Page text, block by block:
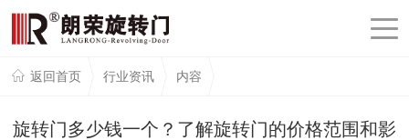
返回首页 行业资讯 内容
旋转门多少钱一个？了解旋转门的价格范围和影